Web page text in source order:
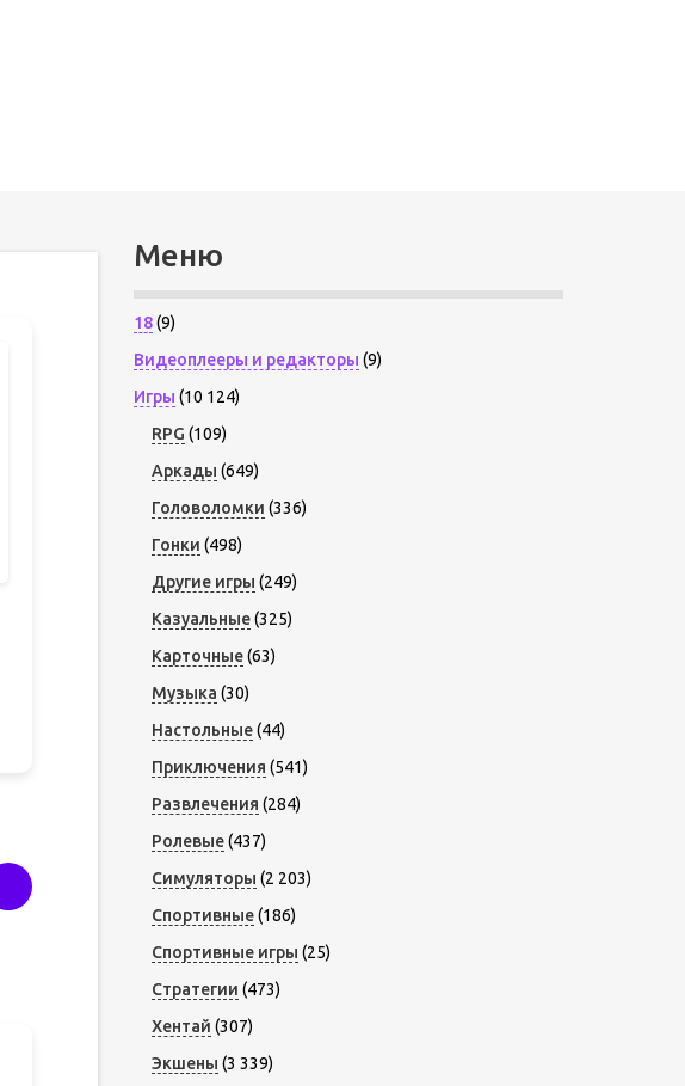
Меню
18(9)
Видеоплееры и редакторы (9)
Игры (10 124)
RPG (109)
Аркады (649)
Головоломки (336)
Гонки (498)
Другие игры (249)
Казуальные(325)
Карточные(63)
Музыка (30)
Настольные(44)
Приключения (541)
Развлечения (284)
Ролевые(437)
Симуляторы (2 203)
Спортивные(186)
Спортивные игры (25)
Стратегии (473)
Хентай (307)
Экшены (3 339)